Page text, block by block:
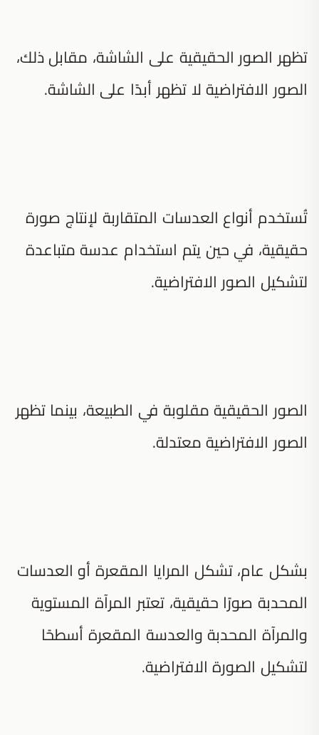
تظهر الصور الحقيقية على الشاشة، مقابل ذلك،
الصور الافتراضية لا تظهر أبدًا على الشاشة.
تُستخدم أنواع العدسات المتقاربة لإنتاج صورة
حقيقية، في حين يتم استخدام عدسة متباعدة
لتشكيل الصور الافتراضية.
الصور الحقيقية مقلوبة في الطبيعة، بينما تظهر
الصور الافتراضية معتدلة.
بشكل عام، تشكل المرايا المقعرة أو العدسات
المحدبة صورًا حقيقية، تعتبر المرآة المستوية
والمرآة المحدبة والعدسة المقعرة أسطحًا
لتشكيل الصورة الافتراضية.